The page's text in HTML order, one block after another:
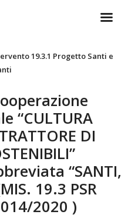
19.3.1 Progetto Santi e
“CULTURA
DI
“SANTI,
19.3 PSR
2020 )